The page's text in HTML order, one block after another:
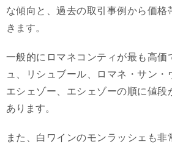
な傾向と、過去の取引事例から価格
きます。
一般的にロマネコンティが最も高価
ュ、リシュブール、ロマネ・サン・
エシェゾー、エシェゾーの順に値段
あります。
また、白ワインのモンラッシェも非